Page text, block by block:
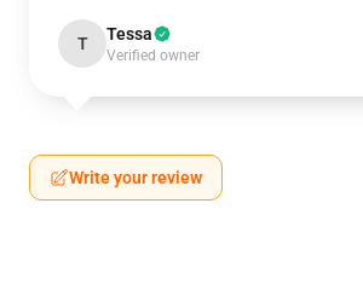
T Tessa
Verified owner
Write your review